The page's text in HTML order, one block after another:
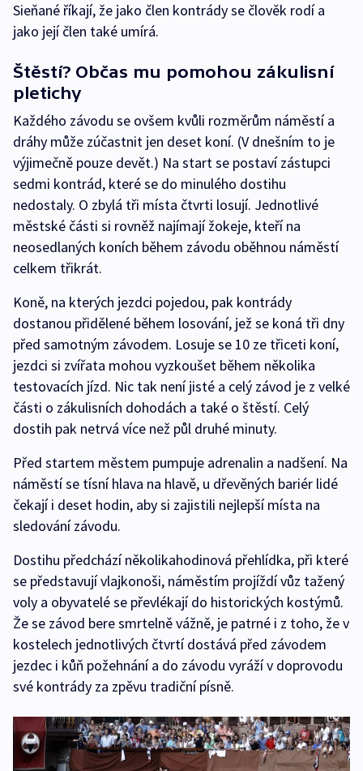
Sieňané říkají, že jako člen kontrády se člověk rodí a
jako její člen také umírá.
Štěstí? Občas mu pomohou zákulisní
pletichy
Každého závodu se ovšem kvůli rozměrům náměstí a
dráhy může zúčastnit jen deset koní. (V dnešním to je
výjimečně pouze devět.) Na start se postaví zástupci
sedmi kontrád, které se do minulého dostihu
nedostaly. O zbylá tři místa čtvrti losují. Jednotlivé
městské části si rovněž najímají žokeje, kteří na
neosedlaných koních během závodu oběhnou náměstí
celkem třikrát.
Koně, na kterých jezdci pojedou, pak kontrády
dostanou přidělené během losování, jež se koná tři dny
před samotným závodem. Losuje se 10 ze třiceti koní,
jezdci si zvířata mohou vyzkoušet během několika
testovacích jízd. Nic tak není jisté a celý závod je z velké
části o zákulisních dohodách a také o štěstí. Celý
dostih pak netrvá více než půl druhé minuty.
Před startem městem pumpuje adrenalin a nadšení. Na
náměstí se tísní hlava na hlavě, u dřevěných bariér lidé
čekají i deset hodin, aby si zajistili nejlepší místa na
sledování závodu.
Dostihu předchází několikahodinová přehlídka, při které
se představují vlajkonoši, náměstím projíždí vůz tažený
voly a obyvatelé se převlékají do historických kostýmů.
Že se závod bere smrtelně vážně, je patrné i z toho, že v
kostelech jednotlivých čtvrtí dostává před závodem
jezdec i kůň požehnání a do závodu vyráží v doprovodu
své kontrády za zpěvu tradiční písně.